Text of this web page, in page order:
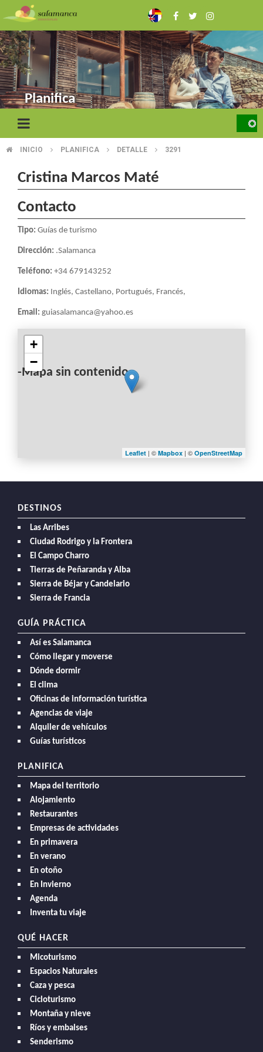
to
main
content
Planifica
BREADCRUMB
INICIO PLANIFICA DETALLE 3291
Cristina Marcos Maté
Contacto
Tipo: Guías de turismo
Dirección: .Salamanca
Teléfono: +34 679143252
Idiomas: Inglés, Castellano, Portugués, Francés,
Email: guiasalamanca@yahoo.es
-Mapa sin contenido-
+
−
Leaflet | © Mapbox | © OpenStreetMap
DESTINOS
Las Arribes
Ciudad Rodrigo y la Frontera
El Campo Charro
Tierras de Peñaranda y Alba
Sierra de Béjar y Candelario
Sierra de Francia
GUÍA PRÁCTICA
Así es Salamanca
Cómo llegar y moverse
Dónde dormir
El clima
Oficinas de información turística
Agencias de viaje
Alquiler de vehículos
Guías turísticos
PLANIFICA
Mapa del territorio
Alojamiento
Restaurantes
Empresas de actividades
En primavera
En verano
En otoño
En Invierno
Agenda
Inventa tu viaje
QUÉ HACER
Micoturismo
Espacios Naturales
Caza y pesca
Cicloturismo
Montaña y nieve
Ríos y embalses
Senderismo